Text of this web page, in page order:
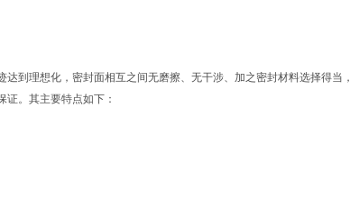
到理想化，密封面相互之间无磨擦、无干涉、加之密封材料选择得当，
。其主要特点如下：